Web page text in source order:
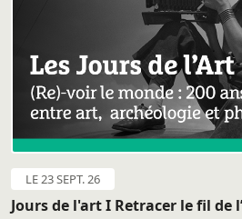
LE 23 SEPT. 26
Jours de l'art I Retracer le fil de